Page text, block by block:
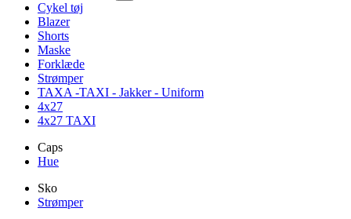
Cykel tøj
Blazer
Shorts
Maske
Forklæde
Strømper
TAXA -TAXI - Jakker - Uniform
4x27
4x27 TAXI
Caps
Hue
Sko
Strømper